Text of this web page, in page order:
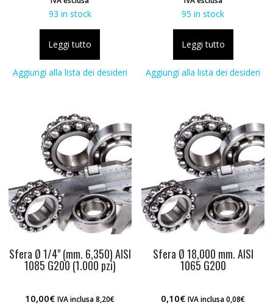
93 in stock
Leggi tutto
Aggiungi alla lista dei desideri
95 in stock
Leggi tutto
Aggiungi alla lista dei desideri
Sfera Ø 1/4" (mm. 6,350) AISI
1085 G200 (1.000 pzi)
10,00€ IVA inclusa8,20€
Sfera Ø 18,000 mm. AISI
1065 G200
0,10€ IVA inclusa0,08€